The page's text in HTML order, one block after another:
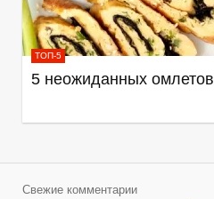
ТОП-5
5 неожиданных омлетов
Свежие комментарии